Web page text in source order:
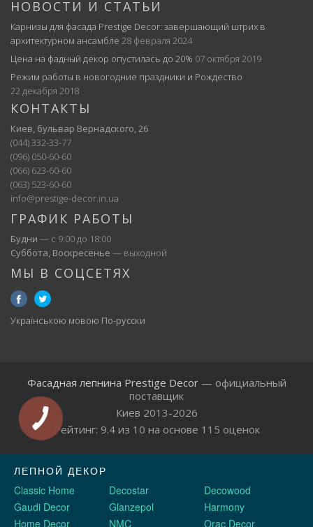
НОВОСТИ И СТАТЬИ
Карнизы для фасада Prestige Decor: завершающий штрих в
архитектурном ансамбле 28 февраля 2024
Цена на фадный декор опустилась до 20% 07 октября 2019
Режим работы в новогодние праздники и Рождество
22 декабря 2018
КОНТАКТЫ
Киев, бульвар Вернадского, 26
(044) 332-33-77
(096) 050-60-60
(066) 623-60-60
(063) 523-60-60
info@prestige-decor.in.ua
ГРАФИК РАБОТЫ
Будни — с 9:00 до 18:00
Суббота, Воскресенье — выходной
МЫ В СОЦСЕТЯХ
Українською мовою По-русски
Фасадная лепнина Prestige Decor— официальный
поставщик
Киев 2013-2026
Рейтинг: 9.4из 10 на основе 115 оценок
ЛЕПНОЙ ДЕКОР
Classic Home
Decostar
Decowood
Gaudi Decor
Glanzepol
Harmony
Home Decor
NMC Orac Decor